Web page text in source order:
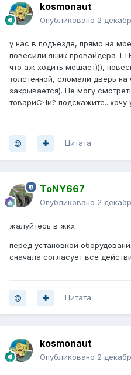
kosmonaut
Опубликовано 2
у нас в подъезде, прямо на
повесили ящик провайдера
что аж ходить мешает))),
толстенной, сломали дверь на
закрывается). Не могу
товариСЧи? подскажите...хочу
Цитата
ToNY667
Опубликовано 2
жалуйтесь в жкх
перед установкой
сначала согласует все
Цитата
kosmonaut
Опубликовано 2